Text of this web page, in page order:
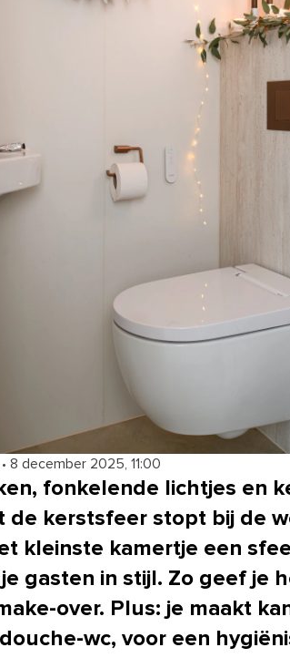
• 8 december 2025, 11:00
fonkelende lichtjes en
de kerstsfeer stopt bij de
kleinste kamertje een
gasten in stijl. Zo geef je
over. Plus: je maakt
wc, voor een